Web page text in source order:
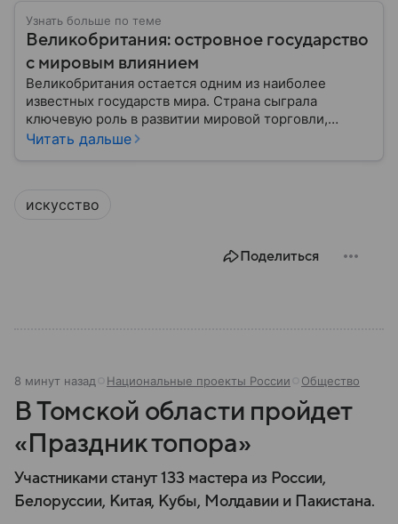
Узнать больше по теме
Великобритания: островное государство
с мировым влиянием
Великобритания остается одним из наиболее
известных государств мира. Страна сыграла
ключевую роль в развитии мировой торговли,
промышленности, науки и международных
Читать дальше
искусство
Поделиться
8 минут назад Национальные проекты России Общество
В Томской области пройдет
«Праздник топора»
Участниками станут 133 мастера из России,
Белоруссии, Китая, Кубы, Молдавии и Пакистана.